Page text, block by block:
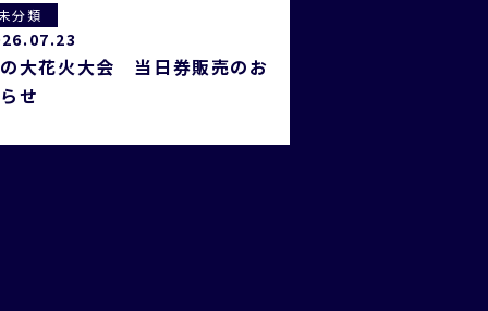
分類
大花火大会 当日券販売のお
せ